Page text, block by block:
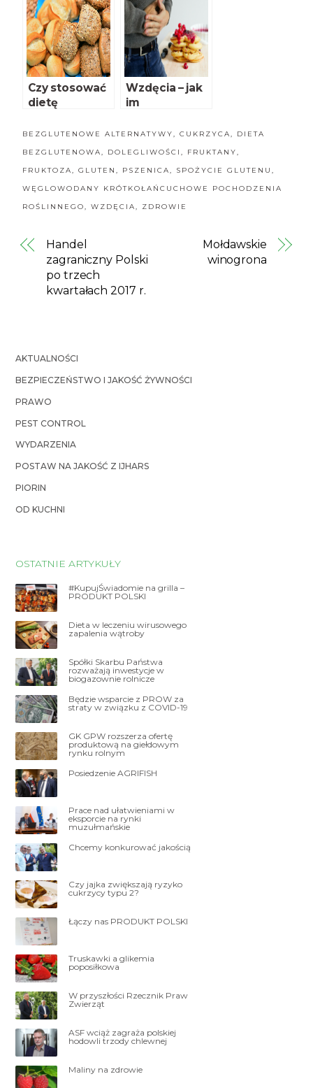
chleba glutenu
Czy stosować
dietę
w chorobie
Hashimoto?
Wzdęcia – jak
im
BEZGLUTENOWE ALTERNATYWY,CUKRZYCA, DIETA
BEZGLUTENOWA, DOLEGLIWOŚCI, FRUKTANY,
FRUKTOZA,GLUTEN, PSZENICA, SPOŻYCIE GLUTENU,
WĘGLOWODANY KRÓTKOŁAŃCUCHOWE POCHODZENIA
ROŚLINNEGO,WZDĘCIA, ZDROWIE
Handel
zagraniczny Polski
po trzech
kwartałach 2017 r.
Mołdawskie
winogrona
AKTUALNOŚCI
BEZPIECZEŃSTWO I JAKOŚĆ ŻYWNOŚCI
PRAWO
PEST CONTROL
WYDARZENIA
POSTAW NA JAKOŚĆ Z IJHARS
PIORIN
OD KUCHNI
OSTATNIE ARTYKUŁY
#KupujŚwiadomie na grilla –
PRODUKT POLSKI
Dieta w leczeniu wirusowego
zapalenia wątroby
Spółki Skarbu Państwa
rozważają inwestycje w
biogazownie rolnicze
Będzie wsparcie z PROW za
straty w związku z COVID-19
GK GPW rozszerza ofertę
produktową na giełdowym
rynku rolnym
Posiedzenie AGRIFISH
Prace nad ułatwieniami w
eksporcie na rynki
muzułmańskie
Chcemy konkurować jakością
Czy jajka zwiększają ryzyko
cukrzycy typu 2?
Łączy nas PRODUKT POLSKI
Truskawki a glikemia
poposiłkowa
W przyszłości Rzecznik Praw
Zwierząt
ASF wciąż zagraża polskiej
hodowli trzody chlewnej
Maliny na zdrowie